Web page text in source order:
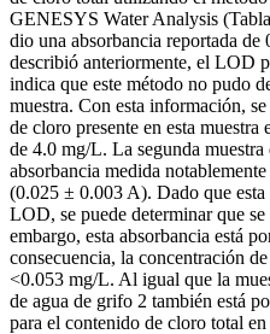
GENESYS Water Analysis
dio una absorbancia reportada
describió anteriormente, el LOD
indica que este método no pudo
muestra. Con esta información,
de cloro presente en esta
de 4.0 mg/L. La segunda
absorbancia medida
(0.025 ± 0.003 A). Dado que
LOD, se puede determinar que
embargo, esta absorbancia está
consecuencia, la concentración
<0.053 mg/L. Al igual que la
de agua de grifo 2 también está
para el contenido de cloro total